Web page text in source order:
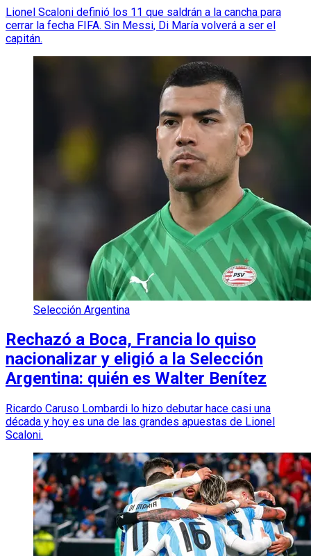
Lionel Scaloni definió los 11 que saldrán a la cancha para
cerrar la fecha FIFA. Sin Messi, Di María volverá a ser el
capitán.
Selección Argentina
Rechazó a Boca, Francia lo quiso
nacionalizar y eligió a la Selección
Argentina: quién es Walter Benítez
Ricardo Caruso Lombardi lo hizo debutar hace casi una
década y hoy es una de las grandes apuestas de Lionel
Scaloni.